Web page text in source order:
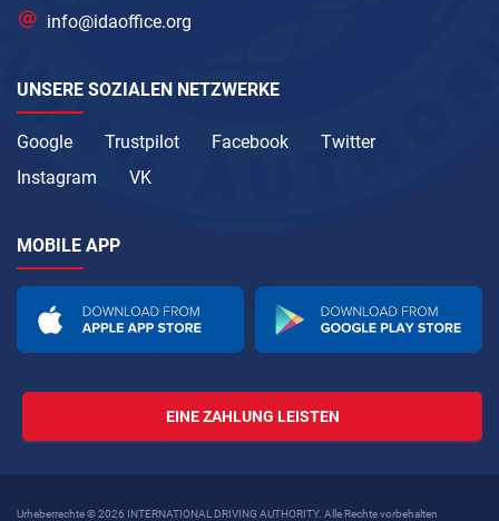
info@idaoffice.org
UNSERE SOZIALEN NETZWERKE
Google Trustpilot Facebook
Twitter
Instagram
VK
MOBILE APP
EINE ZAHLUNG LEISTEN
Urheberrechte © 2026 INTERNATIONAL DRIVING AUTHORITY. Alle Rechte vorbehalten